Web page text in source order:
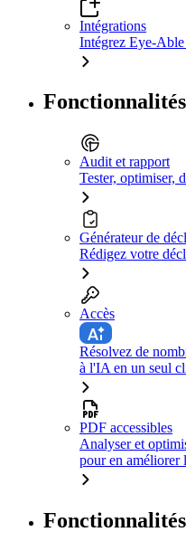
Intégrations
Intégrez Eye-Able
Audit et rapport
Tester, optimiser,
Générateur de
Rédigez votre
Accès
Résolvez de
à l'IA en un seul
PDF accessibles
Analyser et
pour en améliorer